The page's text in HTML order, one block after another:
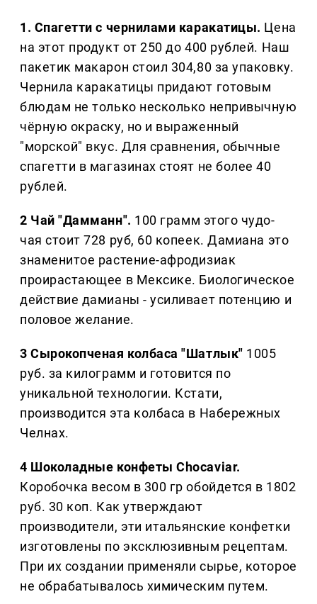
1. Спагетти с чернилами каракатицы. Цена
на этот продукт от 250 до 400 рублей. Наш
пакетик макарон стоил 304,80 за упаковку.
Чернила каракатицы придают готовым
блюдам не только несколько непривычную
чёрную окраску, но и выраженный
"морской" вкус. Для сравнения, обычные
спагетти в магазинах стоят не более 40
рублей.
2 Чай "Дамманн". 100 грамм этого чудо-
чая стоит 728 руб, 60 копеек. Дамиана это
знаменитое растение-афродизиак
проирастающее в Мексике. Биологическое
действие дамианы - усиливает потенцию и
половое желание.
3 Сырокопченая колбаса "Шатлык" 1005
руб. за килограмм и готовится по
уникальной технологии. Кстати,
производится эта колбаса в Набережных
Челнах.
4 Шоколадные конфеты Chocaviar.
Коробочка весом в 300 гр обойдется в 1802
руб. 30 коп. Как утверждают
производители, эти итальянские конфетки
изготовлены по эксклюзивным рецептам.
При их создании применяли сырье, которое
не обрабатывалось химическим путем.